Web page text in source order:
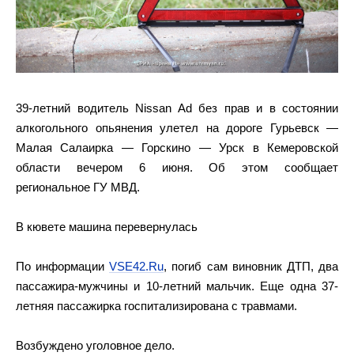
39-летний водитель Nissan Ad без прав и в состоянии
алкогольного опьянения улетел на дороге Гурьевск —
Малая Салаирка — Горскино — Урск в Кемеровской
области вечером 6 июня. Об этом сообщает
региональное ГУ МВД.
В кювете машина перевернулась
По информацииVSE42.Ru, погиб сам виновник ДТП, два
пассажира-мужчины и 10-летний мальчик. Еще одна 37-
летняя пассажирка госпитализирована с травмами.
Возбуждено уголовное дело.